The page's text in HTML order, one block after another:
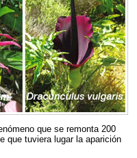
que se remonta 200
que tuviera lugar la aparición